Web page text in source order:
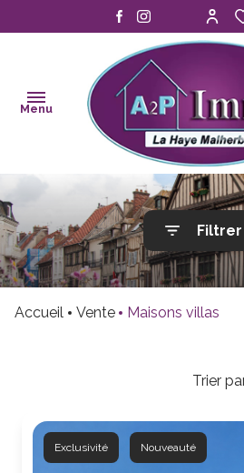
Menu
accueil
ventes
estimation
Filtrer
Accueil Vente Maisons villas
Trier
Exclusivité Nouveauté